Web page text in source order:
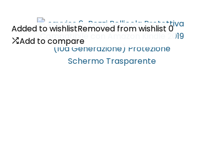
Added to wishlistRemoved from wishlist 0
Add to compare
Added to wishlistRemoved from wishlist 0
Add to compare